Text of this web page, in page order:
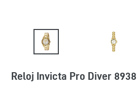
Reloj Invicta Pro Diver 8938